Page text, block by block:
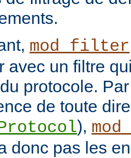
mod_filter
avec un filtre
protocole.
de toute
),
donc pas les